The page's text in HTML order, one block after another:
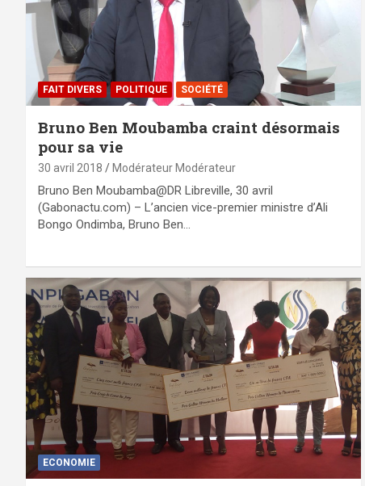
FAIT DIVERS POLITIQUE SOCIÉTÉ
Bruno Ben Moubamba craint désormais
pour sa vie
30 avril 2018 Modérateur Modérateur
Bruno Ben Moubamba@DR Libreville, 30 avril
(Gabonactu.com) – L’ancien vice-premier ministre d’Ali
Bongo Ondimba, Bruno Ben…
ECONOMIE